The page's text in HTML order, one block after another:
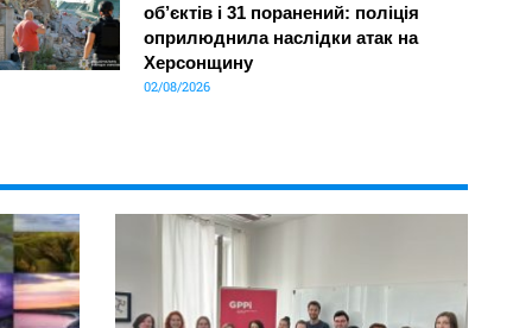
об’єктів і 31 поранений: поліція
оприлюднила наслідки атак на
Херсонщину
02/08/2026